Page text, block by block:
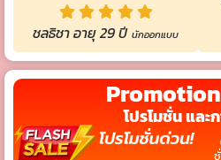
ชลธิชา อายุ 29 ปี นักออกแบบ
โปรโมชั่น และ